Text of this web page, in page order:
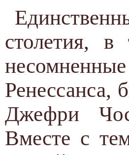
столетия, в
Ренессанса,
Джефри
Вместе с